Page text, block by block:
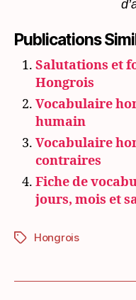
Publications
Salutations et
Hongrois
Vocabulaire
humain
Vocabulaire
contraires
Fiche de
jours, mois et
Étiquettes
Hongrois